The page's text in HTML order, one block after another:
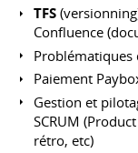
TFS
Confluence
Paiement
Gestion et
SCRUM
rétro, etc)